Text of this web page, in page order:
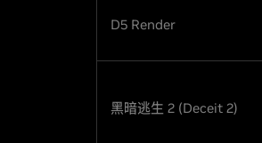
D5 Render
黑暗逃生 2 (Deceit 2)